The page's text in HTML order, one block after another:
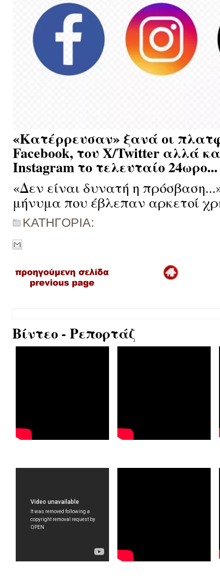
«Κατέρρευσαν» ξανά οι
Facebook, του Χ/Twitter αλλά
Instagram το τελευταίο 24ωρο...
«Δεν είναι δυνατή η
μήνυμα που έβλεπαν αρκετοί
ΚΑΤΗΓΟΡΙΑ:
Βίντεο - Ρεπορτάζ